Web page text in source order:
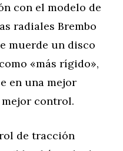
con el modelo de
radiales Brembo
muerde un disco
«más rígido»,
en una mejor
control.
de tracción